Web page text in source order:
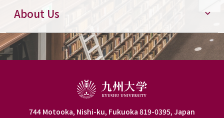
About Us
744 Motooka, Nishi-ku, Fukuoka 819-0395, Japan